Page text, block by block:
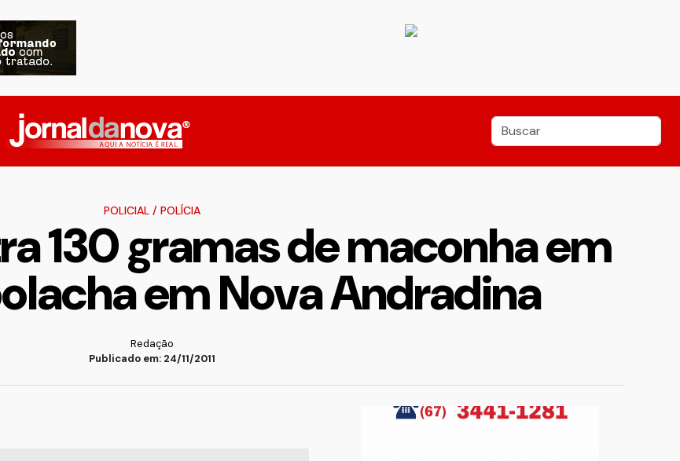
POLICIAL/ POLÍCIA
130 gramas de maconha em
em Nova Andradina
Redação
Publicado em: 24/11/2011